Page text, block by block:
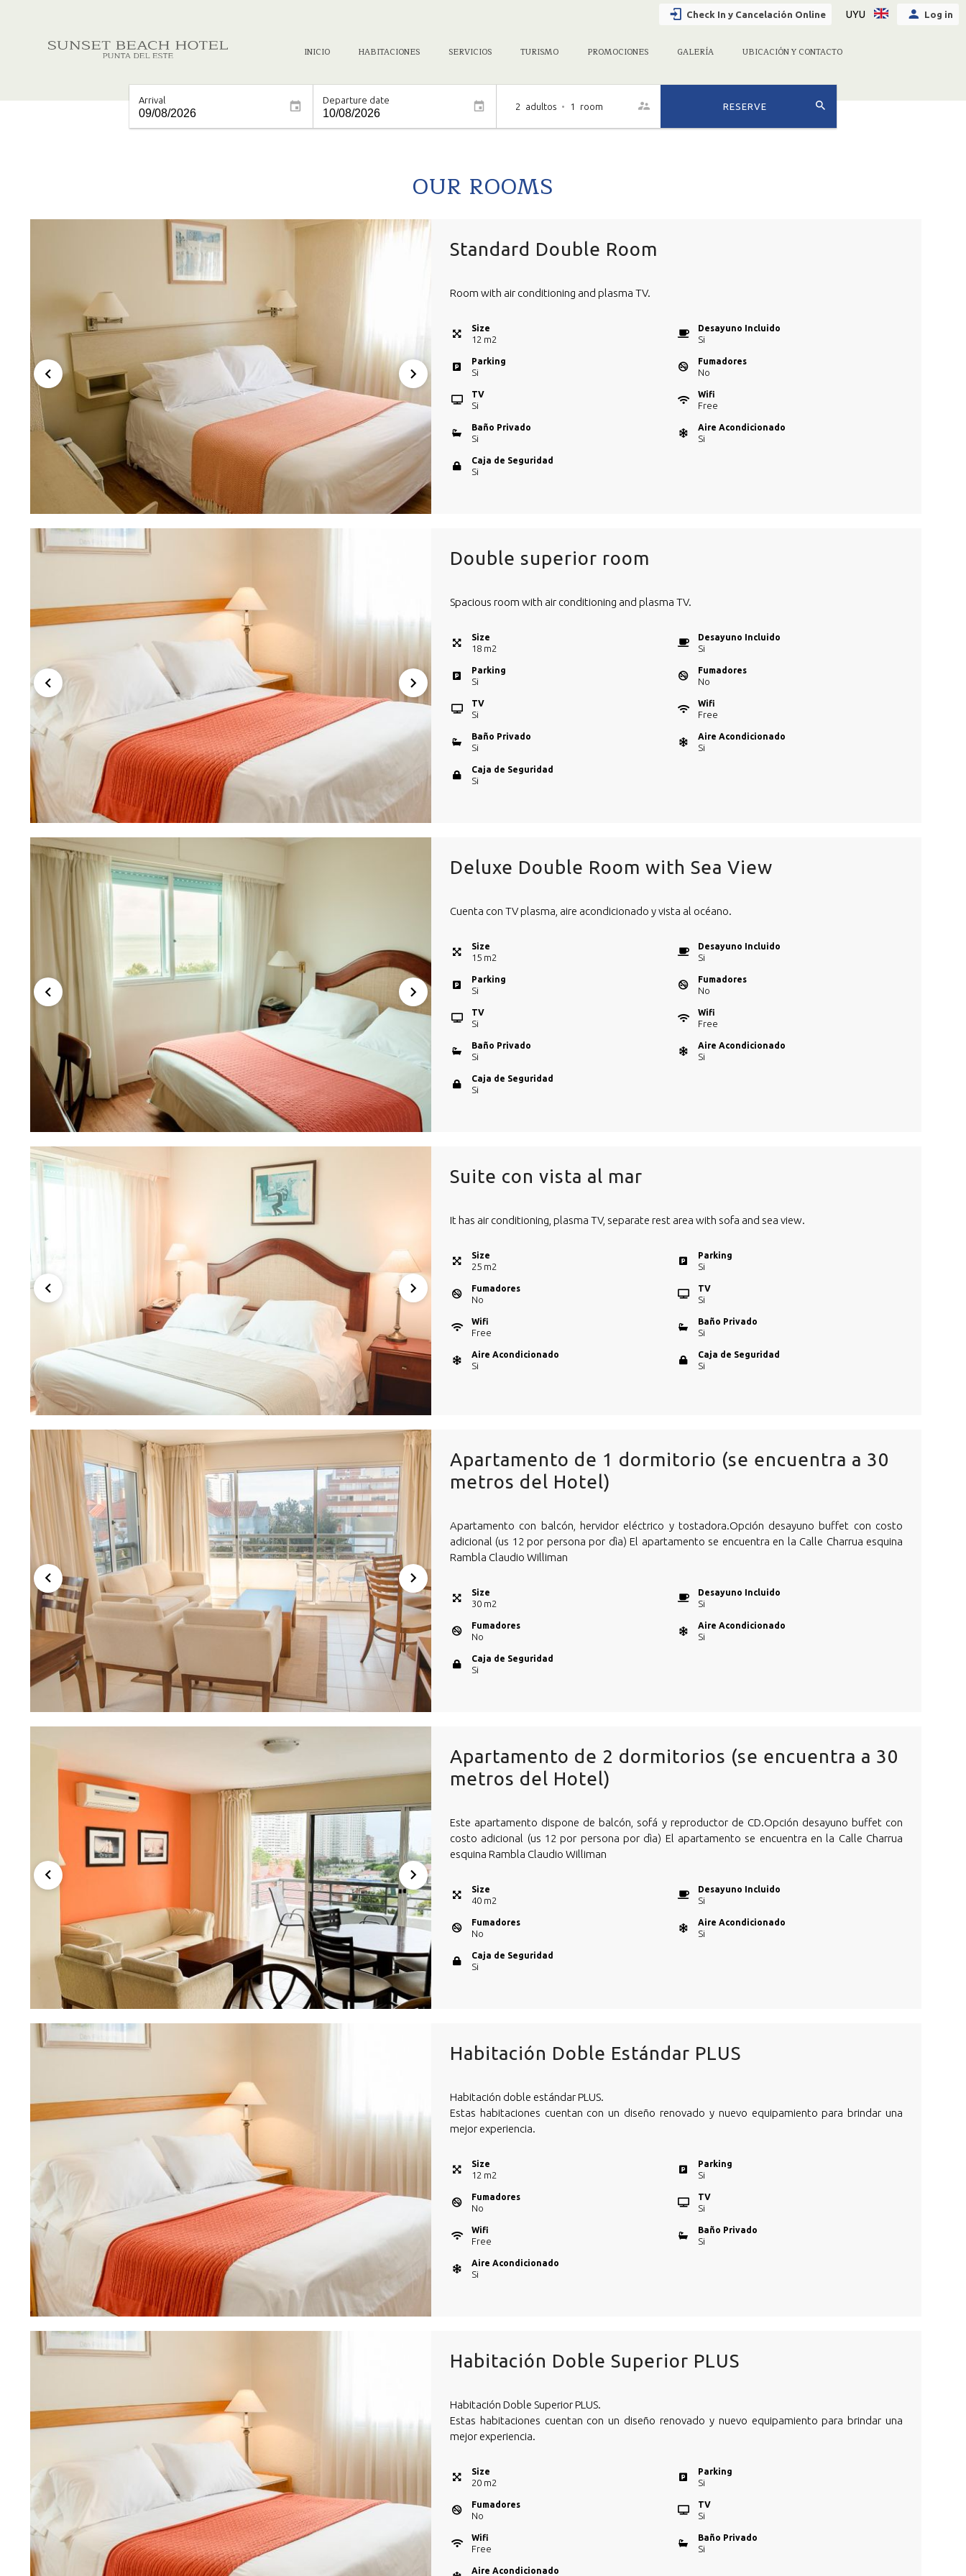
INICIO HABITACIONES SERVICIOS TURISMO PROMOCIONES GALERÍA UBICACIÓN Y CONTACTO
Check In y Cancelación Online UYU Log in
Arrival Departure date
2 adultos • 1 room RESERVE
OUR ROOMS
Standard Double Room
Room with air conditioning and plasma TV.
Size
12 m2
Desayuno Incluido
Si
Parking
Si
Fumadores
No
TV
Si
Wifi
Free
Baño Privado
Si
Aire Acondicionado
Si
Caja de Seguridad
Si
Double superior room
Spacious room with air conditioning and plasma TV.
Size
18 m2
Desayuno Incluido
Si
Parking
Si
Fumadores
No
TV
Si
Wifi
Free
Baño Privado
Si
Aire Acondicionado
Si
Caja de Seguridad
Si
Deluxe Double Room with Sea View
Cuenta con TV plasma, aire acondicionado y vista al océano.
Size
15 m2
Desayuno Incluido
Si
Parking
Si
Fumadores
No
TV
Si
Wifi
Free
Baño Privado
Si
Aire Acondicionado
Si
Caja de Seguridad
Si
Suite con vista al mar
It has air conditioning, plasma TV, separate rest area with sofa and sea view.
Size
25 m2
Parking
Si
Fumadores
No
TV
Si
Wifi
Free
Baño Privado
Si
Aire Acondicionado
Si
Caja de Seguridad
Si
Apartamento de 1 dormitorio (se encuentra a 30
metros del Hotel)
Apartamento con balcón, hervidor eléctrico y tostadora.Opción desayuno buffet con costo
adicional (us 12 por persona por dìa) El apartamento se encuentra en la Calle Charrua esquina
Rambla Claudio Williman
Size
30 m2
Desayuno Incluido
Si
Fumadores
No
Aire Acondicionado
Si
Caja de Seguridad
Si
Apartamento de 2 dormitorios (se encuentra a 30
metros del Hotel)
Este apartamento dispone de balcón, sofá y reproductor de CD.Opción desayuno buffet con
costo adicional (us 12 por persona por dìa) El apartamento se encuentra en la Calle Charrua
esquina Rambla Claudio Williman
Size
40 m2
Desayuno Incluido
Si
Fumadores
No
Aire Acondicionado
Si
Caja de Seguridad
Si
Habitación Doble Estándar PLUS
Habitación doble estándar PLUS.
Estas habitaciones cuentan con un diseño renovado y nuevo equipamiento para brindar una
mejor experiencia.
Size
12 m2
Parking
Si
Fumadores
No
TV
Si
Wifi
Free
Baño Privado
Si
Aire Acondicionado
Si
Habitación Doble Superior PLUS
Habitación Doble Superior PLUS.
Estas habitaciones cuentan con un diseño renovado y nuevo equipamiento para brindar una
mejor experiencia.
Size
20 m2
Parking
Si
Fumadores
No
TV
Si
Wifi
Free
Baño Privado
Si
Aire Acondicionado